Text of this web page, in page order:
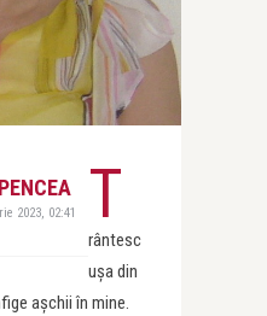
2023, 02:41 T
rântesc
ușa din
așchii în mine.